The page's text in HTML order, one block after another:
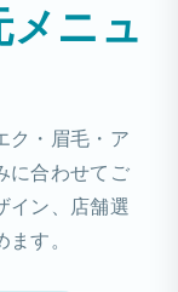
メニュ
ク・眉毛・ア
に合わせてご
イン、店舗選
す。